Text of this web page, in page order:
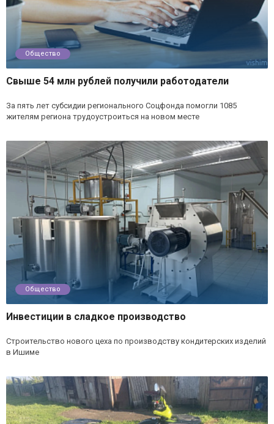
Общество
Свыше 54 млн рублей получили работодатели
За пять лет субсидии регионального Соцфонда помогли 1085
жителям региона трудоустроиться на новом месте
Общество
Инвестиции в сладкое производство
Строительство нового цеха по производству кондитерских изделий
в Ишиме